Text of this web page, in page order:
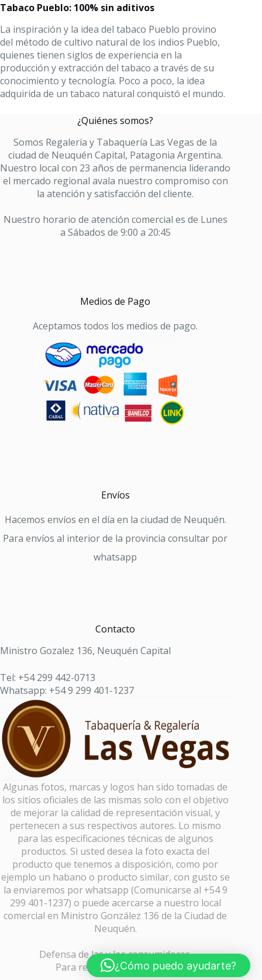
Tabaco Pueblo: 100% sin aditivos
La inspiración y la idea del tabaco Pueblo provino
del método de cultivo natural de los indios Pueblo,
quienes tienen siglos de experiencia en la
producción y extracción del tabaco a través de su
conocimiento y tecnología. Poco a poco, la idea
adquirida de un tabaco natural conquistó el mundo.
¿Quiénes somos?
Somos Regalería y Tabaquería Las Vegas de la
ciudad de Neuquén Capital, Patagonia Argentina.
Nuestro local con 23 años de permanencia liderando
el mercado regional avala nuestro compromiso con
la atención y satisfacción del cliente.
Nuestro horario de atención comercial es de Lunes
a Sábados de 9:00 a 20:45
Medios de Pago
Aceptamos todos los medios de pago.
Envíos
Hacemos envíos en el día en la ciudad de Neuquén.
Para envíos al interior de la provincia consultar por
whatsapp
Contacto
Ministro Gozalez 136, Neuquén Capital
Tel: +54 299 442-0713
Whatsapp: +54 9 299 401-1237
Algunas fotos, marcas y logos han sido tomadas de
los sitios oficiales de las mismas solo con el objetivo
de mejorar la calidad de representación visual, y
pertenecen a sus respectivos autores. Lo mismo
para las especificaciones técnicas de algunos
productos. Si usted desea la foto exacta del
producto que tenemos a disposición, como por
ejemplo un habano o producto similar, con gusto se
la enviaremos por whatsapp (Comunicarse al +54 9
299 401-1237) o puede acercarse a nuestro local
comercial en Ministro González 136 de la Ciudad de
Neuquén.
Defensa de las y los consumidores.
Para reclamosingrese aquí
¿Cómo puedo ayudarte?